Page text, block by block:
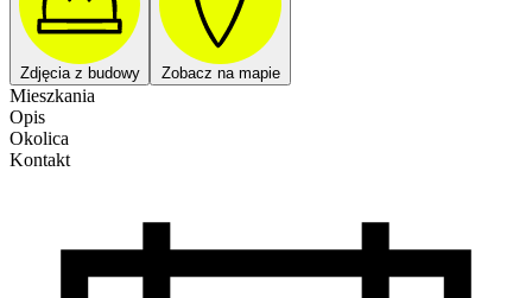
Zdjęcia z budowy Zobacz na mapie
Mieszkania
Opis
Okolica
Kontakt